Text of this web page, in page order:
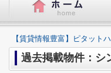
【賃貸情報豊富】ピタット
過去掲載物件：シ